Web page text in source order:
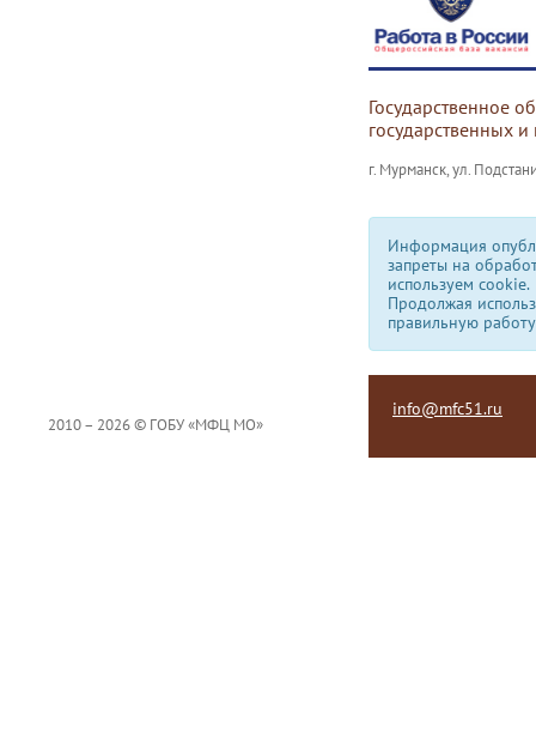
Государственное
государственных
г. Мурманск, ул.
Информация
запреты на
используем сookie.
Продолжая
правильную
2010 – 2026 © ГОБУ «МФЦ МО»
info@mfc51.ru